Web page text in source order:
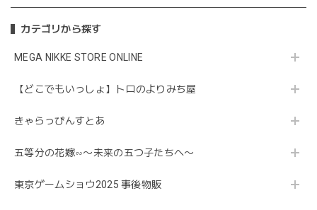
カテゴリから探す
MEGA NIKKE STORE ONLINE
【どこでもいっしょ】トロのよりみち屋
きゃらっぴんすとあ
五等分の花嫁∽〜未来の五つ子たちへ〜
東京ゲームショウ2025 事後物販